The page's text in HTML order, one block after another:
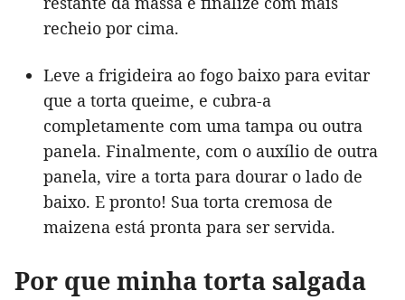
recheio por cima.
Leve a frigideira ao fogo baixo para evitar
que a torta queime, e cubra-a
completamente com uma tampa ou outra
panela. Finalmente, com o auxílio de outra
panela, vire a torta para dourar o lado de
baixo. E pronto! Sua torta cremosa de
maizena está pronta para ser servida.
Por que minha torta salgada